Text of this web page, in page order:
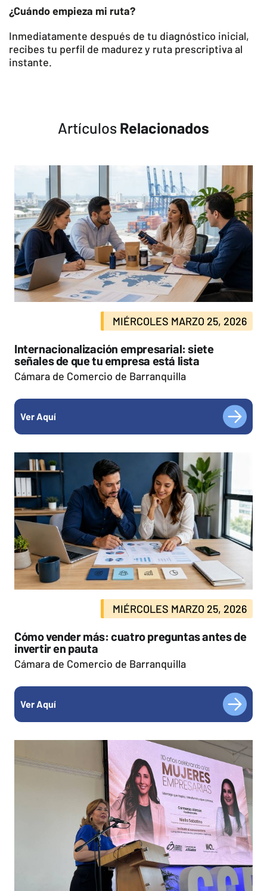
¿Cuándo empieza mi ruta?
Inmediatamente después de tu diagnóstico inicial,
recibes tu perfil de madurez y ruta prescriptiva al
instante.
Artículos Relacionados
MIÉRCOLES MARZO 25, 2026
Internacionalización empresarial: siete
señales de que tu empresa está lista
Cámara de Comercio de Barranquilla
Ver Aquí
MIÉRCOLES MARZO 25, 2026
Cómo vender más: cuatro preguntas antes de
invertir en pauta
Cámara de Comercio de Barranquilla
Ver Aquí